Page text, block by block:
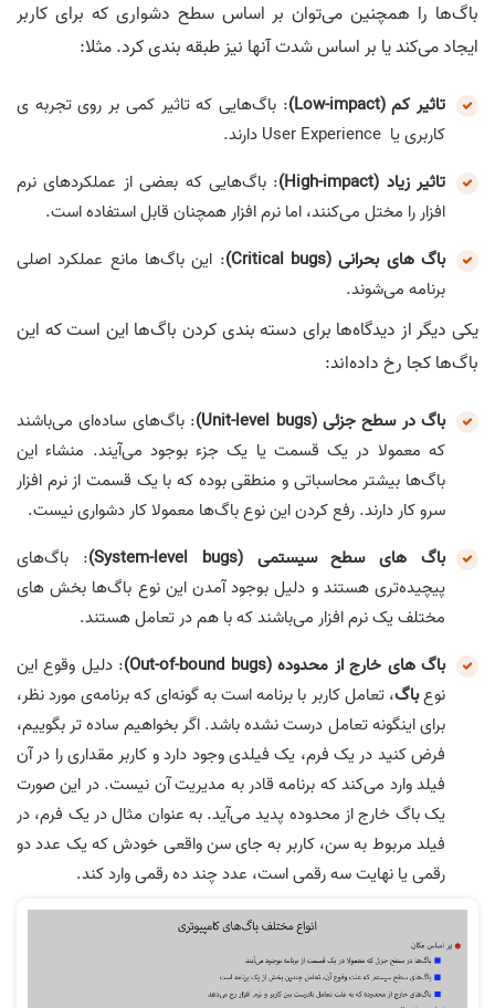
باگ‌ها را همچنین می‌توان بر اساس سطح دشواری که برای کاربر
ایجاد می‌کند یا بر اساس شدت آنها نیز طبقه بندی کرد. مثلا:
تاثیر کم (Low-impact)
: باگ‌هایی که تاثیر کمی بر روی تجربه ی
کاربری یا User Experience دارند.
تاثیر زیاد (High-impact)
: باگ‌هایی که بعضی از عملکرد‌های نرم
افزار را مختل می‌کنند، اما نرم افزار همچنان قابل استفاده است.
باگ های بحرانی (Critical bugs)
: این باگ‌ها مانع عملکرد اصلی
برنامه می‌شوند.
یکی دیگر از دیدگاه‌ها برای دسته بندی کردن باگ‌ها این است که این
باگ‌ها کجا رخ داده‌اند:
باگ در سطح جزئی (Unit-level bugs)
: باگ‌های ساده‌ای می‌باشند
که معمولا در یک قسمت یا یک جزء بوجود می‌آیند. منشاء این
باگ‌ها بیشتر محاسباتی و منطقی بوده که با یک قسمت از نرم افزار
سرو کار دارند. رفع کردن این نوع باگ‌ها معمولا کار دشواری نیست.
باگ های سطح سیستمی (System-level bugs)
: باگ‌های
پیچیده‌تری هستند و دلیل بوجود آمدن این نوع باگ‌ها بخش های
مختلف یک نرم افزار می‌باشند که با هم در تعامل هستند.
باگ های خارج از محدوده (Out-of-bound bugs)
: دلیل وقوع این
نوعباگ، تعامل کاربر با برنامه است به گونه‌ای که برنامه‌ی مورد نظر،
برای اینگونه تعامل درست نشده باشد. اگر بخواهیم ساده تر بگوییم،
فرض کنید در یک فرم، یک فیلدی وجود دارد و کاربر مقداری را در آن
فیلد وارد می‌کند که برنامه قادر به مدیریت آن نیست. در این صورت
یک باگ خارج از محدوده پدید می‌آید. به عنوان مثال در یک فرم، در
فیلد مربوط به سن، کاربر به جای سن واقعی خودش که یک عدد دو
رقمی یا نهایت سه رقمی است، عدد چند ده رقمی وارد کند.